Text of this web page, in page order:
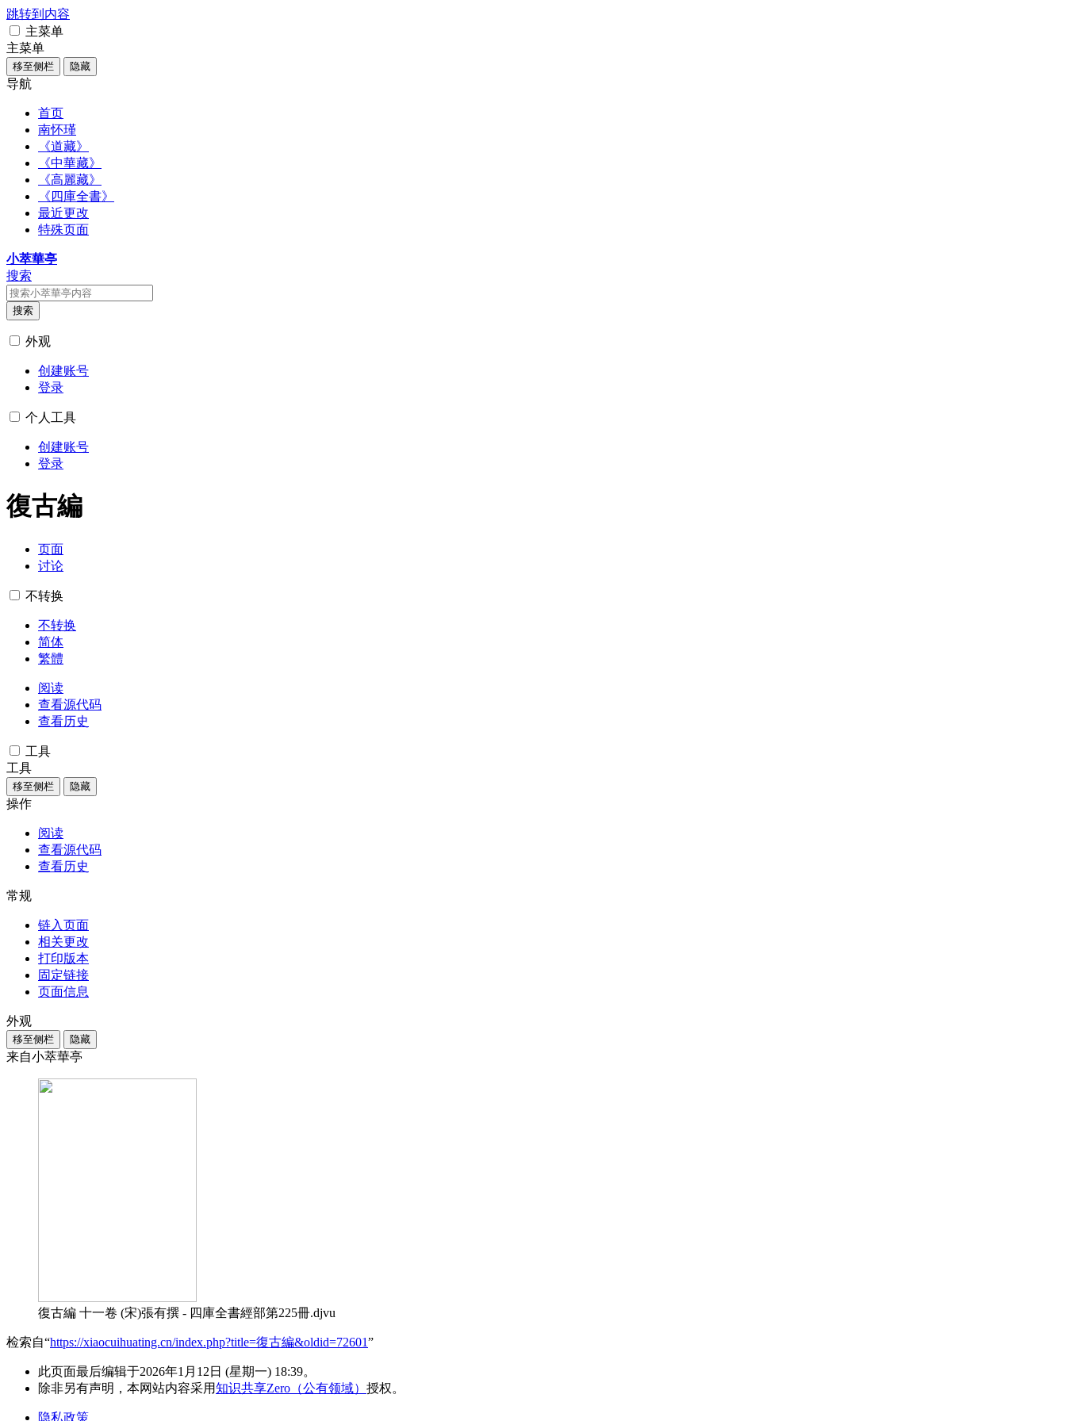
跳转到内容
主菜单
主菜单
移至侧栏 隐藏
导航
首页
南怀瑾
《道藏》
《中華藏》
《高麗藏》
《四庫全書》
最近更改
特殊页面
小萃華亭
搜索
搜索
外观
创建账号
登录
个人工具
创建账号
登录
復古編
页面
讨论
不转换
不转换
简体
繁體
阅读
查看源代码
查看历史
工具
工具
移至侧栏 隐藏
操作
阅读
查看源代码
查看历史
常规
链入页面
相关更改
打印版本
固定链接
页面信息
外观
移至侧栏 隐藏
来自小萃華亭
復古編 十一卷 (宋)張有撰 - 四庫全書經部第225冊.djvu
检索自“https://xiaocuihuating.cn/index.php?title=復古編&oldid=72601”
此页面最后编辑于2026年1月12日 (星期一) 18:39。
除非另有声明，本网站内容采用知识共享Zero（公有领域） 授权。
隐私政策